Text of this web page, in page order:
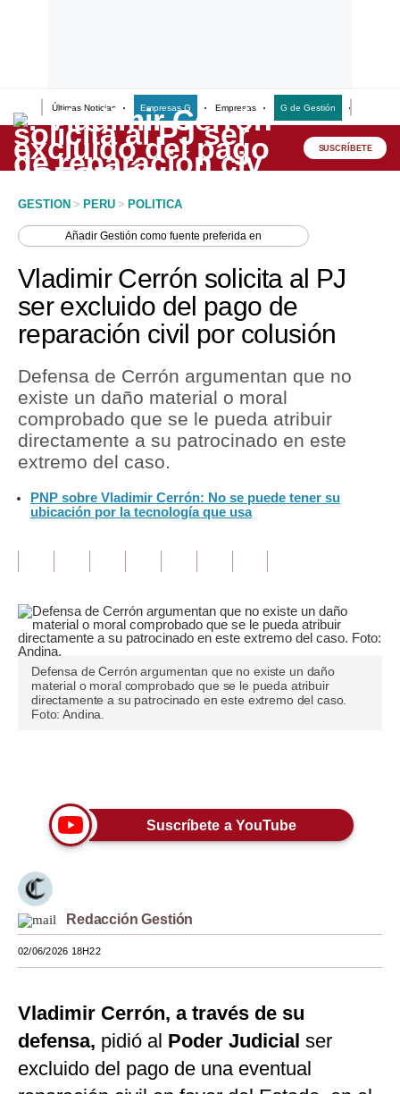
Últimas Noticias Empresas G Empresas G de Gestión
Lo último
Peru Quiosco
Economía
Mercados
Política
Tu Dinero
Finanzas Personales
Inmobiliarias
Opinión
Editorial
Pregunta de hoy
Blogs
Tendencias
Moda
Mundo
EEUU
México
España
Internacional
Tecnología
SUSCRÍBETE
GESTION > PERU > POLITICA
AñadirGestión como fuente preferida en
Vladimir Cerrón solicita al PJ
ser excluido del pago de
reparación civil por colusión
Defensa de Cerrón argumentan que no
existe un daño material o moral
comprobado que se le pueda atribuir
directamente a su patrocinado en este
extremo del caso.
PNP sobre Vladimir Cerrón: No se puede tener su
ubicación por la tecnología que usa
Defensa de Cerrón argumentan que no existe un daño
material o moral comprobado que se le pueda atribuir
directamente a su patrocinado en este extremo del caso.
Foto: Andina.
Suscríbete a YouTube
Redacción Gestión
02/06/2026 18H22
Vladimir Cerrón, a través de su
defensa, pidió al Poder Judicial ser
excluido del pago de una eventual